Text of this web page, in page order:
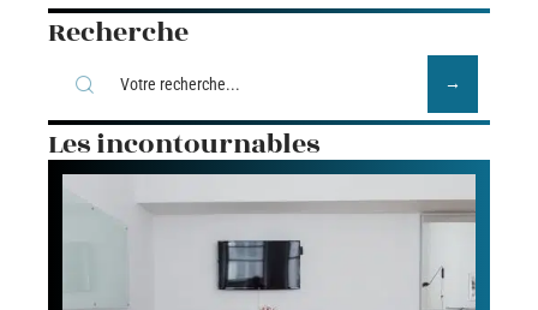
Recherche
Les incontournables